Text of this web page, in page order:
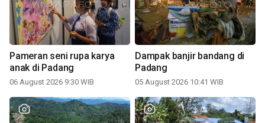
Pameran seni rupa karya
anak di Padang
06 August 2026 9:30 WIB
Dampak banjir bandang di
Padang
05 August 2026 10:41 WIB